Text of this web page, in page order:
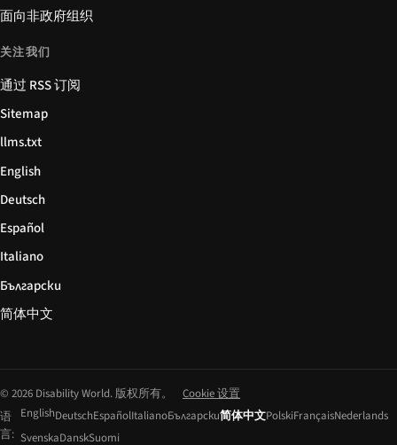
面向非政府组织
关注我们
通过 RSS 订阅
Sitemap
llms.txt
English
Deutsch
Español
Italiano
Български
简体中文
© 2026 Disability World. 版权所有。
Cookie 设置
语
言:
EnglishDeutschEspañolItalianoБългарски简体中文PolskiFrançaisNederlands
SvenskaDanskSuomi